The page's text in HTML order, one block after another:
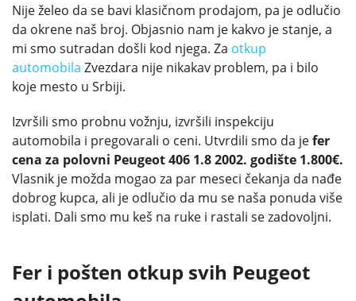
Nije želeo da se bavi klasičnom prodajom, pa je odlučio
da okrene naš broj. Objasnio nam je kakvo je stanje, a
mi smo sutradan došli kod njega. Za otkup
automobila Zvezdara nije nikakav problem, pa i bilo
koje mesto u Srbiji.
Izvršili smo probnu vožnju, izvršili inspekciju
automobila i pregovarali o ceni. Utvrdili smo da jefer
cena za polovni Peugeot 406 1.8 2002. godište 1.800€.
Vlasnik je možda mogao za par meseci čekanja da nađe
dobrog kupca, ali je odlučio da mu se naša ponuda više
isplati. Dali smo mu keš na ruke i rastali se zadovoljni.
Fer i pošten otkup svih Peugeot